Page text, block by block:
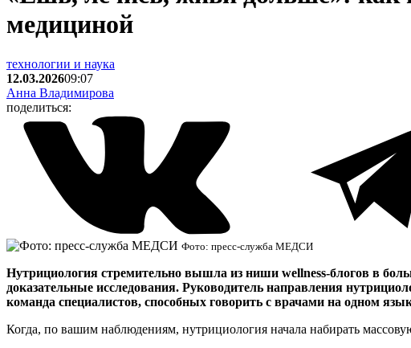
медициной
технологии и наука
12.03.202609:07
Анна Владимирова
поделиться:
Фото: пресс-служба МЕДСИ
Нутрициология стремительно вышла из ниши wellness‑блогов в
доказательные исследования. Руководитель направления
команда специалистов, способных говорить с врачами на одном
Когда, по вашим наблюдениям, нутрициология начала набирать